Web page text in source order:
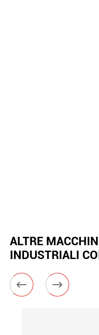
ALTRE
INDUSTRIALI
 